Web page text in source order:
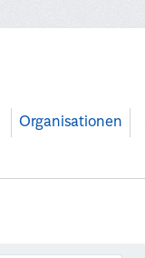
Organisationen